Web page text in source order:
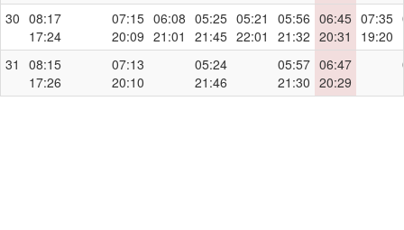
30 08:17
17:24
07:15
20:09
06:08
21:01
05:25
21:45
05:21
22:01
05:56
21:32
06:45
20:31
07:35
19:20
31
08:15
17:26
07:13
20:10
05:24
21:46
05:57
21:30
06:47
20:29